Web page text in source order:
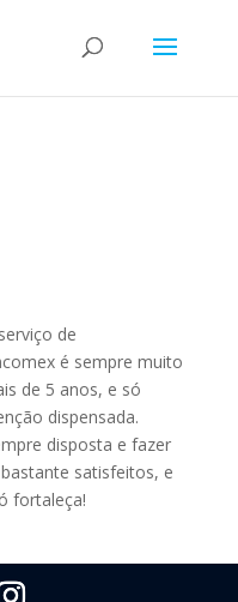
de
é sempre muito
de 5 anos, e só
dispensada.
disposta e fazer
satisfeitos, e
fortaleça!